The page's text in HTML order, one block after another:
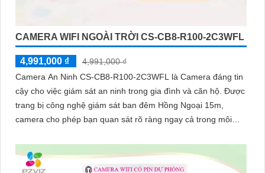
CAMERA WIFI NGOÀI TRỜI CS-CB8-R100-2C3WFL
4,991,000 ₫
4,991,000 ₫
Camera An Ninh CS-CB8-R100-2C3WFL là Camera đáng tin
cậy cho việc giám sát an ninh trong gia đình và căn hộ. Được
trang bị công nghệ giám sát ban đêm Hồng Ngoại 15m,
camera cho phép bạn quan sát rõ ràng ngay cả trong môi